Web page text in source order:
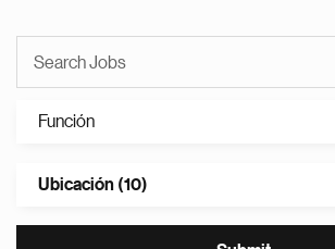
Función
Ubicación (10)